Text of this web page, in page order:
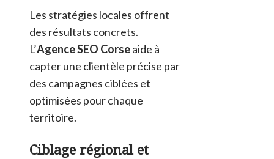
Les stratégies locales offrent
des résultats concrets.
L’Agence SEO Corseaide à
capter une clientèle précise par
des campagnes ciblées et
optimisées pour chaque
territoire.
Ciblage régional et